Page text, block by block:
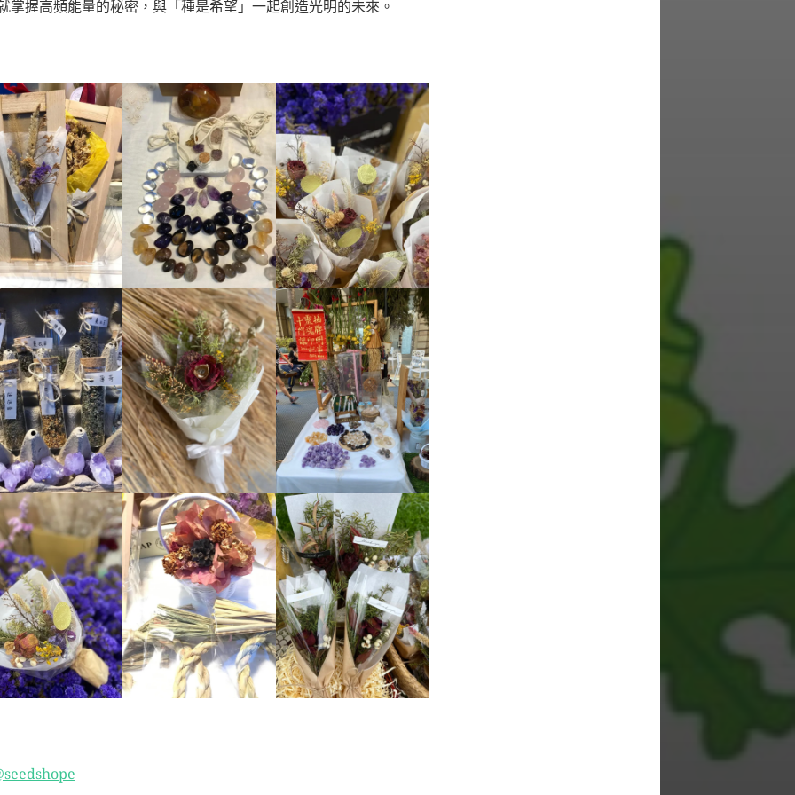
掌握高頻能量的秘密，與「種是希望」一起創造光明的未來。